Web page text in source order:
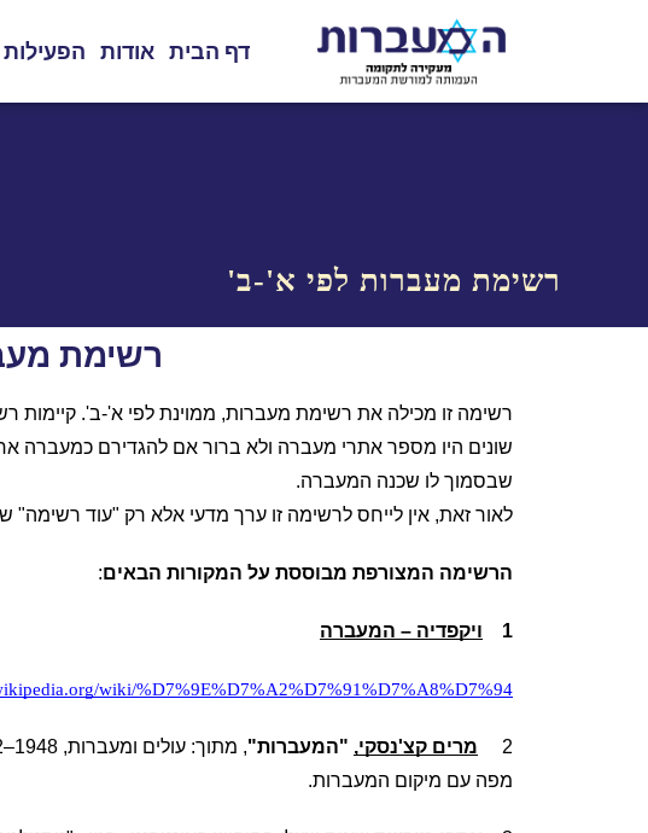
דף הבית אודות הפעילות
רשימת מעברות לפי א'-ב'
רשימת
שבסמוך לו שכנה המעברה.
לאור זאת, אין לייחס לרשימה זו ערך מדעי אלא רק "עוד רשימה"
הרשימה המצורפת מבוססת על המקורות הבאים:
1 ויקפדיה – המעברה
wiki/%D7%9E%D7%A2%D7%91%D7%A8%D7%94
2 מרים קצ'נסקי, "המעברות", מתוך: עולים ומעברות, 1948–1952, יד בן צבי, תשמ"ז, באתר מט"ח.
מפה עם מיקום המעברות.